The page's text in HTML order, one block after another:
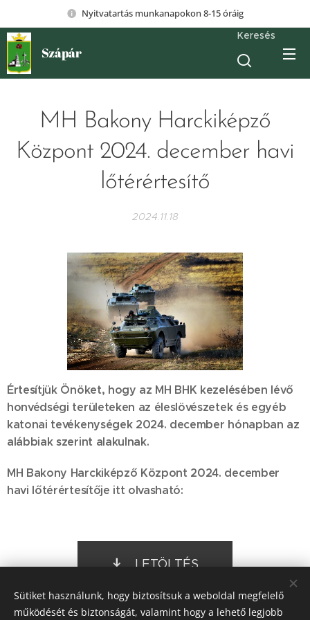
Nyitvatartás munkanapokon 8-15 óráig
Szápár
Keresés
MH Bakony Harckiképző
Központ 2024. december havi
lőtérértesítő
2024.11.18
Értesítjük Önöket, hogy az MH BHK kezelésében lévő
honvédségi területeken az éleslövészetek és egyéb
katonai tevékenységek 2024. december hónapban az
alábbiak szerint alakulnak.
MH Bakony Harckiképző Központ 2024. december
havi lőtérértesítője itt olvasható:
LETÖLTÉS
Sütiket használunk, hogy biztosítsuk a weboldal megfelelő
működését és biztonságát, valamint hogy a lehető legjobb